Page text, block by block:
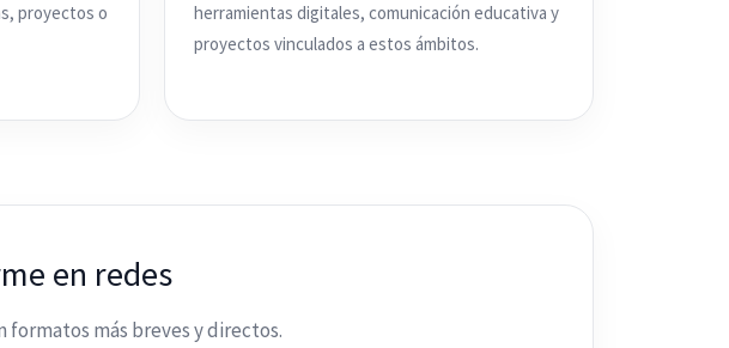
proyectos o
herramientas digitales, comunicación educativa y
proyectos vinculados a estos ámbitos.
en redes
más breves y directos.